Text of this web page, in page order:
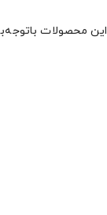
این محصولات